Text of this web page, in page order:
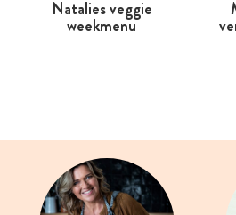
Natalies veggie
weekmenu